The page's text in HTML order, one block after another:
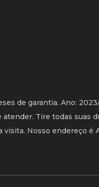
de garantia. Ano:
Tire todas suas
visita. Nosso endereço é